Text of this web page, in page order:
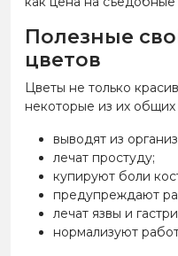
Полезные
цветов
Цветы не только
некоторые из их общих
выводят из
лечат простуду;
купируют боли
предупреждают
лечат язвы и
нормализуют